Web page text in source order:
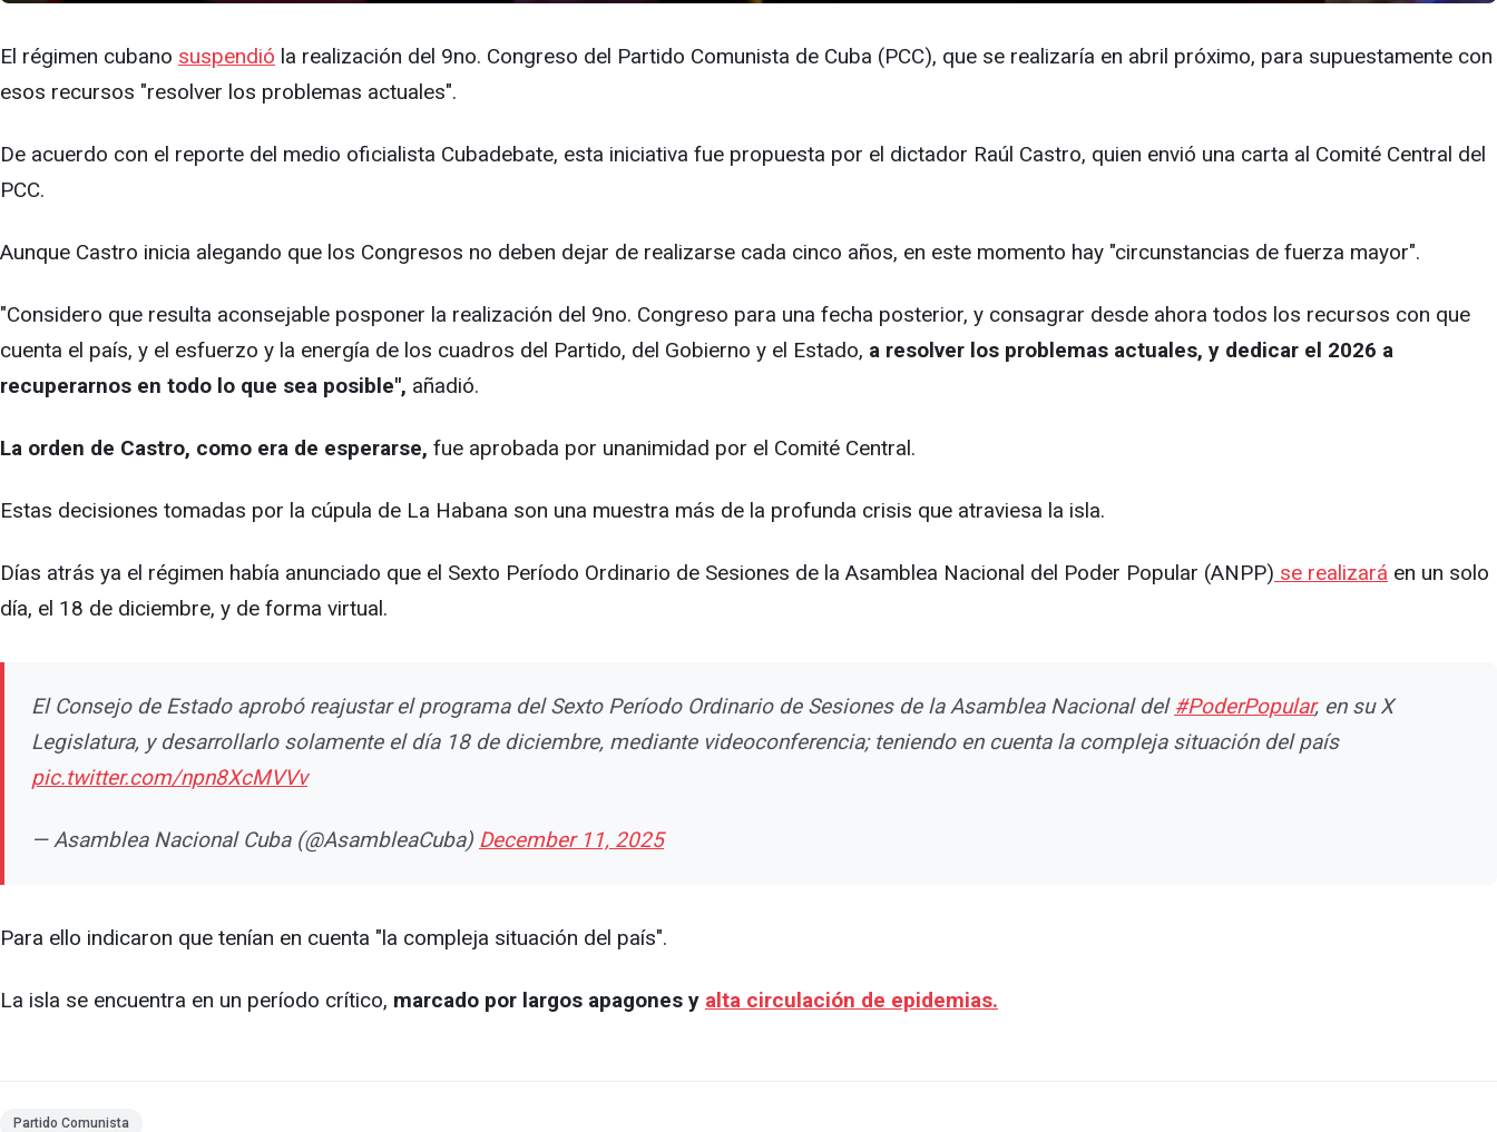
El régimen cubano suspendió la realización del 9no. Congreso del Partido Comunista de Cuba (PCC), que se realizaría en abril próximo, para supuestamente con
esos recursos "resolver los problemas actuales".
De acuerdo con el reporte del medio oficialista Cubadebate, esta iniciativa fue propuesta por el dictador Raúl Castro, quien envió una carta al Comité Central del
PCC.
Aunque Castro inicia alegando que los Congresos no deben dejar de realizarse cada cinco años, en este momento hay "circunstancias de fuerza mayor".
"Considero que resulta aconsejable posponer la realización del 9no. Congreso para una fecha posterior, y consagrar desde ahora todos los recursos con que
cuenta el país, y el esfuerzo y la energía de los cuadros del Partido, del Gobierno y el Estado, a resolver los problemas actuales, y dedicar el 2026 a
recuperarnos en todo lo que sea posible", añadió.
La orden de Castro, como era de esperarse, fue aprobada por unanimidad por el Comité Central.
Estas decisiones tomadas por la cúpula de La Habana son una muestra más de la profunda crisis que atraviesa la isla.
Días atrás ya el régimen había anunciado que el Sexto Período Ordinario de Sesiones de la Asamblea Nacional del Poder Popular (ANPP) se realizará en un solo
día, el 18 de diciembre, y de forma virtual.
El Consejo de Estado aprobó reajustar el programa del Sexto Período Ordinario de Sesiones de la Asamblea Nacional del #PoderPopular, en su X
Legislatura, y desarrollarlo solamente el día 18 de diciembre, mediante videoconferencia; teniendo en cuenta la compleja situación del país
pic.twitter.com/npn8XcMVVv
— Asamblea Nacional Cuba (@AsambleaCuba) December 11, 2025
Para ello indicaron que tenían en cuenta "la compleja situación del país".
La isla se encuentra en un período crítico, marcado por largos apagones y alta circulación de epidemias.
Partido Comunista